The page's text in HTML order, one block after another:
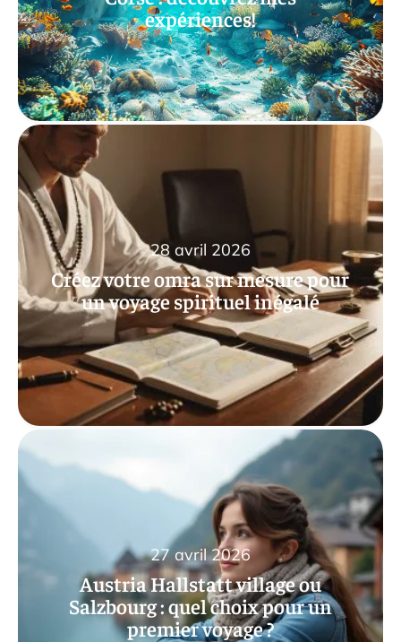
expériences!
Créez votre omra sur mesure pour
un voyage spirituel inégalé
28 avril 2026
Austria Hallstatt village ou
Salzbourg : quel choix pour un
premier voyage ?
27 avril 2026